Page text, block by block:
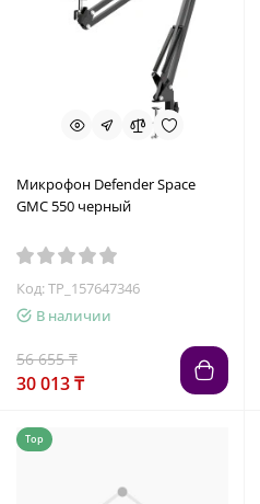
Микрофон Defender Space
GMC 550 черный
Код: TP_157647346
В наличии
56 655 ₸
30 013 ₸
Top